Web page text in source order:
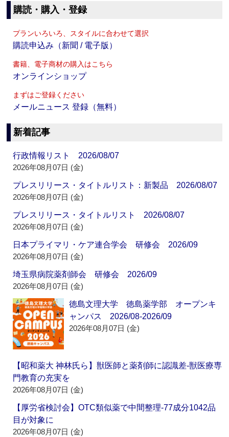
購読・購入・登録
プランいろいろ、スタイルに合わせて選択
購読申込み（新聞 / 電子版）
書籍、電子商材の購入はこちら
オンラインショップ
まずはご登録ください
メールニュース 登録（無料）
新着記事
行政情報リスト 2026/08/07
2026年08月07日 (金)
プレスリリース・タイトルリスト：新製品 2026/08/07
2026年08月07日 (金)
プレスリリース・タイトルリスト 2026/08/07
2026年08月07日 (金)
日本プライマリ・ケア連合学会 研修会 2026/09
2026年08月07日 (金)
埼玉県病院薬剤師会 研修会 2026/09
2026年08月07日 (金)
徳島文理大学 徳島薬学部 オープンキ
ャンパス 2026/08-2026/09
2026年08月07日 (金)
【昭和薬大 神林氏ら】獣医師と薬剤師に認識差‐獣医療専
門教育の充実を
2026年08月07日 (金)
【厚労省検討会】OTC類似薬で中間整理‐77成分1042品
目が対象に
2026年08月07日 (金)